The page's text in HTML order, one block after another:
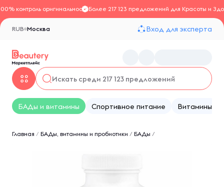
контроль оригинальностиБолее 217 123 предложений для Красоты и
Москва
RUB Вход для эксперта
БАДы и витамины Спортивное питание Витамины
Главная / БАДы, витамины и пробиотики / БАДы /